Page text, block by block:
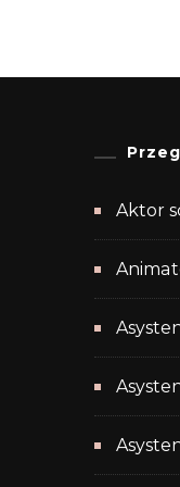
Aktor